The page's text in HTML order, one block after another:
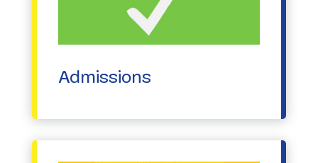
Admissions